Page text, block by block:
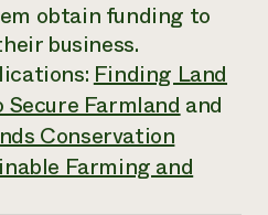
información AgriSolar
la obtain funding to
business.
Finding Land
Secure Farmlandand
Conservation
Farming and